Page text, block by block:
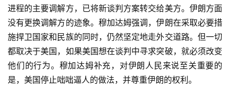
进程的主要调解方，已将新谈判方案转交给美方。伊朗方面
没有更换调解方的迹象。穆加达姆强调，伊朗在采取必要措
施捍卫国家和民族的同时，仍然坚定地走外交道路。但一切
都取决于美国，如果美国想在谈判中寻求突破，就必须改变
他们的行为。穆加达姆补充，对伊朗人民来说至关重要的
是，美国停止咄咄逼人的做法，并尊重伊朗的权利。